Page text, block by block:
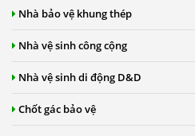
Nhà bảo vệ khung thép
Nhà vệ sinh công cộng
Nhà vệ sinh di động D&D
Chốt gác bảo vệ